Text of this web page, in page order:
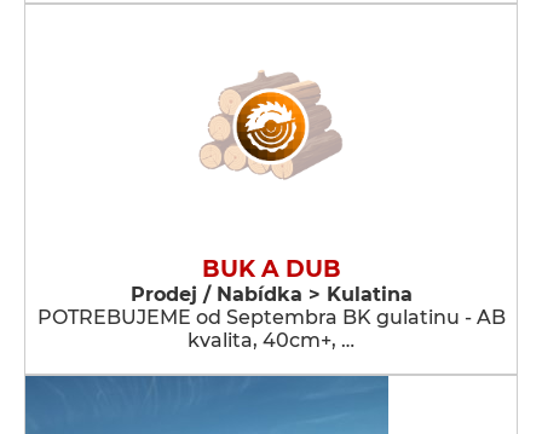
BUK A DUB
Prodej / Nabídka > Kulatina
POTREBUJEME od Septembra BK gulatinu - AB
kvalita, 40cm+, …